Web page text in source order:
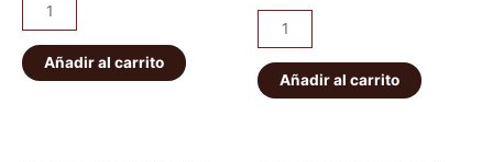
Añadir al carrito
Añadir al carrito